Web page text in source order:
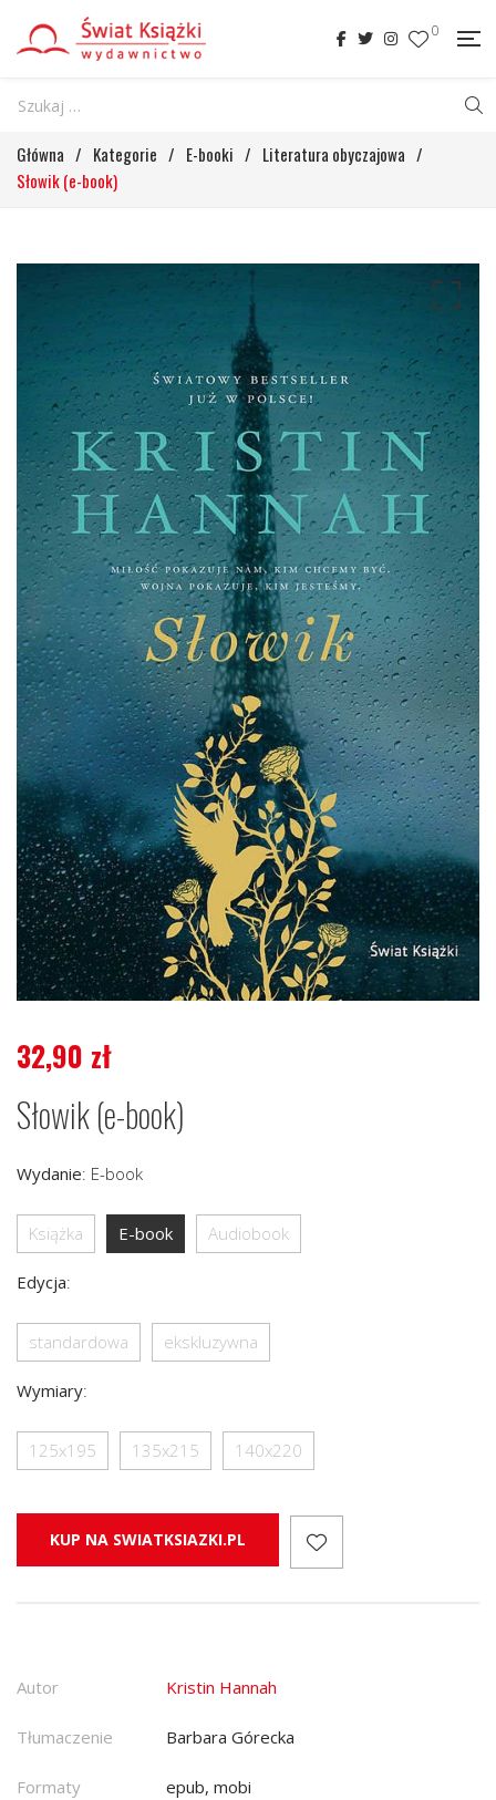
0
Główna / Kategorie / E-booki / Literatura obyczajowa /
Słowik (e-book)
32,90 zł
Słowik (e-book)
Wydanie: E-book
Książka E-book Audiobook
Edycja:
standardowa ekskluzywna
Wymiary:
125x195 135x215 140x220
KUP NA SWIATKSIAZKI.PL
Autor Kristin Hannah
Tłumaczenie Barbara Górecka
Formaty epub, mobi